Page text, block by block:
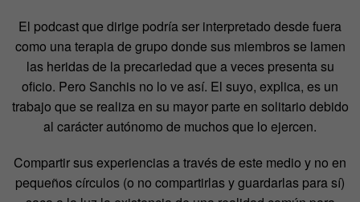
El podcast que dirige podría ser interpretado desde fuera
como una terapia de grupo donde sus miembros se lamen
las heridas de la precariedad que a veces presenta su
oficio. Pero Sanchis no lo ve así. El suyo, explica, es un
trabajo que se realiza en su mayor parte en solitario debido
al carácter autónomo de muchos que lo ejercen.
Compartir sus experiencias a través de este medio y no en
pequeños círculos (o no compartirlas y guardarlas para sí)